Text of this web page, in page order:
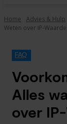
Home Advies & Hulp
Weten over IP-
FAQ
Alles
over